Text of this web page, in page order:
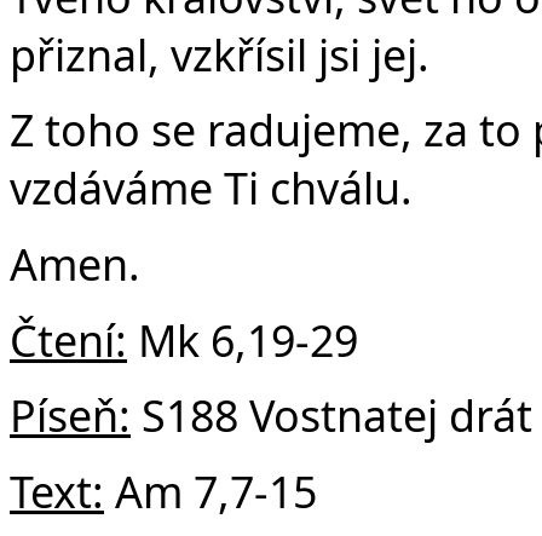
přiznal, vzkřísil jsi jej.
Z toho se radujeme, za
vzdáváme Ti chválu.
Amen.
Čtení: Mk 6,19-29
Píseň: S188 Vostnatej
Text: Am 7,7-15